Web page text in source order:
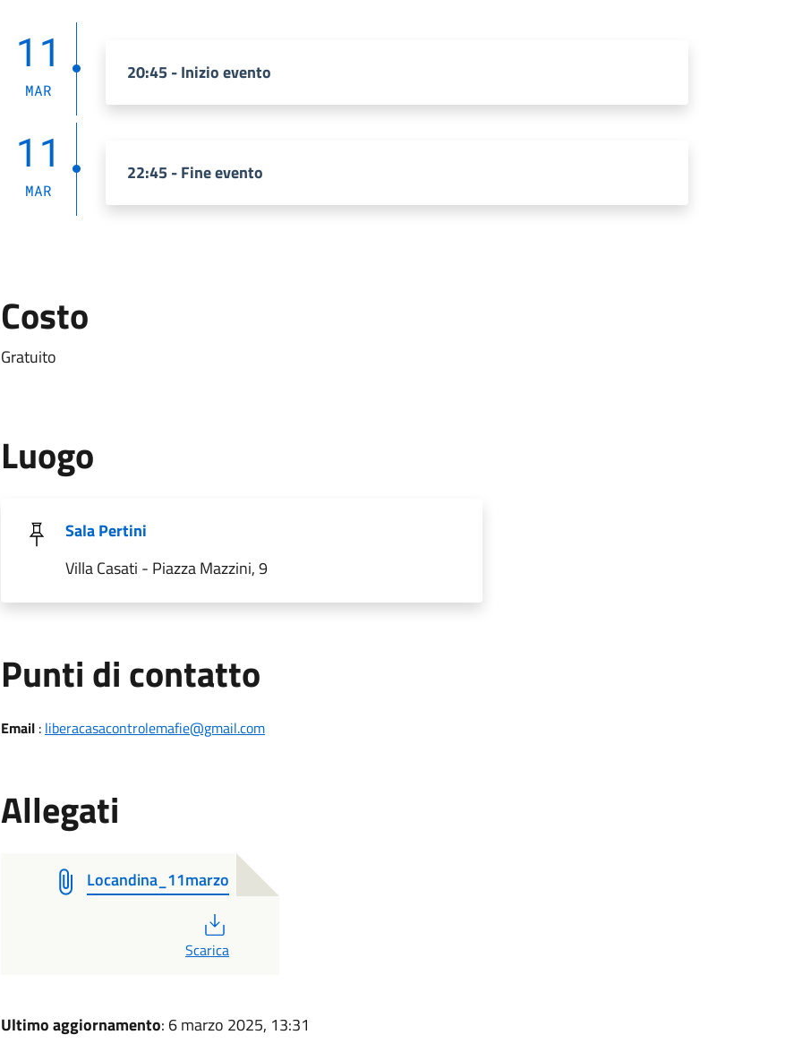
11
MAR
20:45 - Inizio evento
11
MAR
22:45 - Fine evento
Costo
Gratuito
Luogo
Sala Pertini
Villa Casati - Piazza Mazzini, 9
Punti di contatto
Email: liberacasacontrolemafie@gmail.com
Allegati
Locandina_11marzo
Scarica
Ultimo aggiornamento: 6 marzo 2025, 13:31